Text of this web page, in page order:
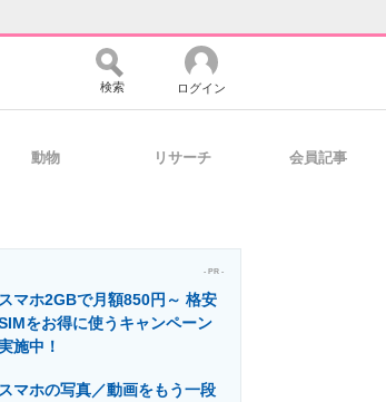
マーケ×ITの今がよく分かる
検索 ログイン
動物 リサーチ 会員記事
- PR -
スマホ2GBで月額850円～ 格安
をお得に使うキャンペーン
施中！
スマホの写真／動画をもう一段